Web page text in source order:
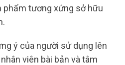
phẩm tương xứng sở hữu
ý của người sử dụng lên
viên bài bản và tâm